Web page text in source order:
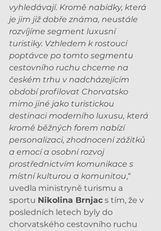
vyhledávají. Kromě nabídky, která
je jim již dobře známa, neustále
rozvíjíme segment luxusní
turistiky. Vzhledem k rostoucí
poptávce po tomto segmentu
cestovního ruchu chceme na
českém trhu v nadcházejícím
období profilovat Chorvatsko
mimo jiné jako turistickou
destinaci moderního luxusu, která
kromě běžných forem nabízí
personalizaci, zhodnocení zážitků
a emocí a osobní rozvoj
prostřednictvím komunikace s
místní kulturou a komunitou,“
uvedla ministryně turismu a
sportu Nikolina Brnjac s tím, že v
posledních letech byly do
chorvatského cestovního ruchu